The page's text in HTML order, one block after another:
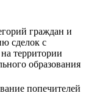
граждан и
сделок с
территории
образования
попечителей